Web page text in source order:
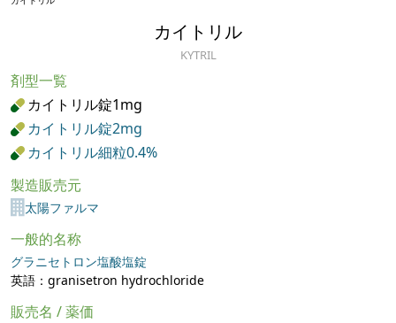
カイトリル
KYTRIL
剤型一覧
カイトリル錠1mg
カイトリル錠2mg
カイトリル細粒0.4%
製造販売元
太陽ファルマ
一般的名称
グラニセトロン塩酸塩錠
英語：granisetron hydrochloride
販売名 / 薬価